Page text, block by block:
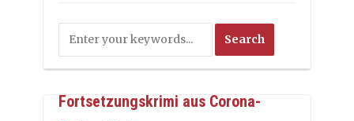
Fortsetzungskrimi aus Corona-